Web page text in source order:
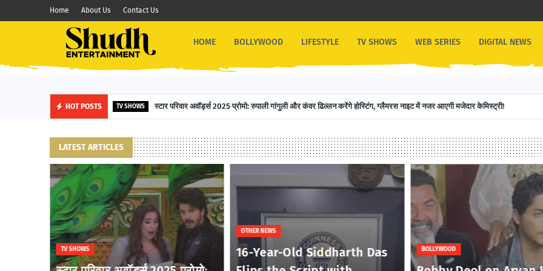
Home About Us Contact Us
HOME BOLLYWOOD LIFESTYLE TV SHOWS WEB SERIES DIGITAL NEWS
HOT POSTS TV SHOWS स्टार परिवार अवॉर्ड्स 2025 प्रोमो: रुपाली गांगुली और कंवर ढिल्लन करेंगे होस्टिंग, ग्लैमरस नाइट में नजर आएगी मजेदार केमिस्ट्री!
LATEST ARTICLES
TV SHOWS
OTHER NEWS
16-Year-Old Siddharth Das
BOLLYWOOD